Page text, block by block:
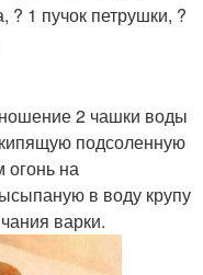
? 1 пучок петрушки, ?
2 чашки воды
подсоленную
огонь на
в воду крупу
варки.